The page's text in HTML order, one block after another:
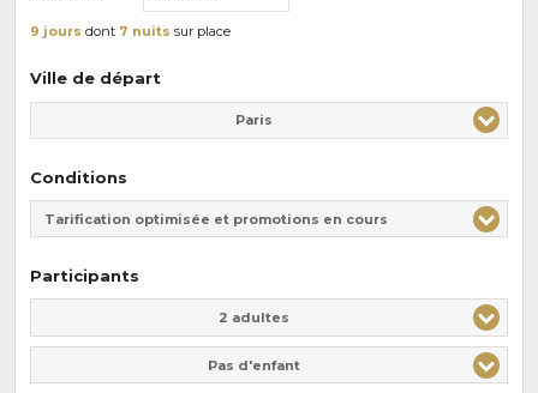
9 jours dont 7 nuits sur place
Ville de départ
Paris
Conditions
Tarification optimisée et promotions en cours
Participants
2 adultes
Pas d'enfant